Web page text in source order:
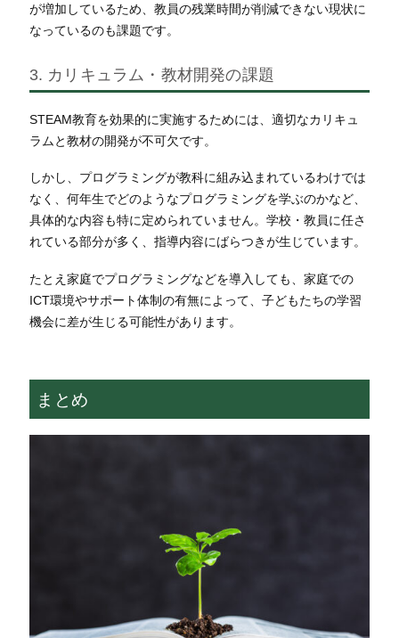
が増加しているため、教員の残業時間が削減できない現状に
なっているのも課題です。
3. カリキュラム・教材開発の課題
STEAM教育を効果的に実施するためには、適切なカリキュ
ラムと教材の開発が不可欠です。
しかし、プログラミングが教科に組み込まれているわけでは
なく、何年生でどのようなプログラミングを学ぶのかなど、
具体的な内容も特に定められていません。学校・教員に任さ
れている部分が多く、指導内容にばらつきが生じています。
たとえ家庭でプログラミングなどを導入しても、家庭での
ICT環境やサポート体制の有無によって、子どもたちの学習
機会に差が生じる可能性があります。
まとめ